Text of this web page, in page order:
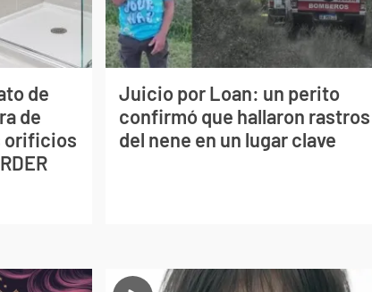
de
de
orificios
Juicio por Loan: un perito
confirmó que hallaron rastros
del nene en un lugar clave